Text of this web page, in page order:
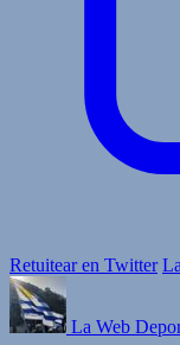
Retuitear en Twitter
La Web